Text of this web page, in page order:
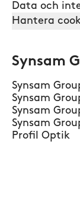
Data och
Hantera
Synsam
Synsam
Synsam
Synsam
Synsam
Profil Optik